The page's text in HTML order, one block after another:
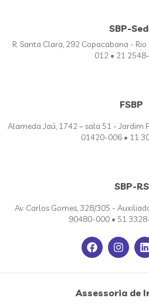
SBP-
R. Santa Clara, 292 Copacabana - Rio
012 • 21
FSBP
Alameda Jaú, 1742 – sala 51 - Jardim
01420-006 • 11
SBP-RS
Av. Carlos Gomes, 328/305 -
90480-000 • 51
Assessoria de